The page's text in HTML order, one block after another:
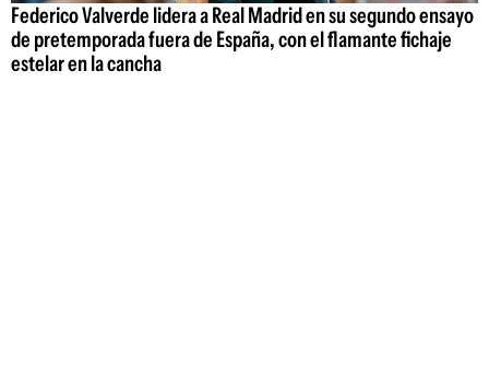
Federico Valverde lidera a Real Madrid en su segundo ensayo
de pretemporada fuera de España, con el flamante fichaje
estelar en la cancha